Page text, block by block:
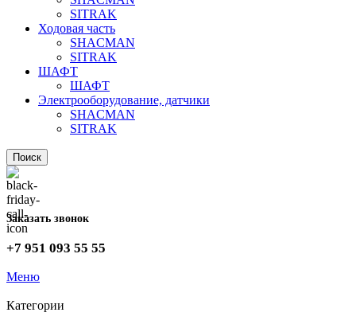
SITRAK
Ходовая часть
SHACMAN
SITRAK
ШАФТ
ШАФТ
Электрооборудование, датчики
SHACMAN
SITRAK
Поиск
Заказать звонок
+7 951 093 55 55
Меню
Категории